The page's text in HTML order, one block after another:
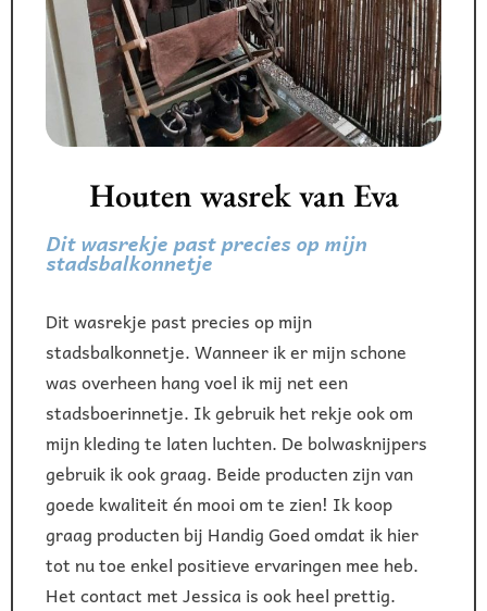
Houten wasrek van Eva
Dit wasrekje past precies op mijn
stadsbalkonnetje
Dit wasrekje past precies op mijn
stadsbalkonnetje. Wanneer ik er mijn schone
was overheen hang voel ik mij net een
stadsboerinnetje. Ik gebruik het rekje ook om
mijn kleding te laten luchten. De bolwasknijpers
gebruik ik ook graag. Beide producten zijn van
goede kwaliteit én mooi om te zien! Ik koop
graag producten bij Handig Goed omdat ik hier
tot nu toe enkel positieve ervaringen mee heb.
Het contact met Jessica is ook heel prettig.